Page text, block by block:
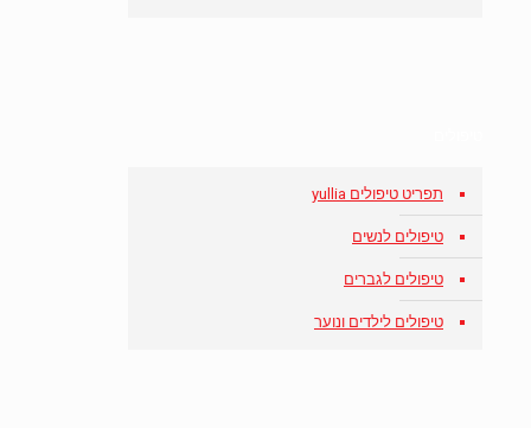
תפריט טיפולים yullia
טיפולים לנשים
טיפולים לגברים
טיפולים לילדים ונוער